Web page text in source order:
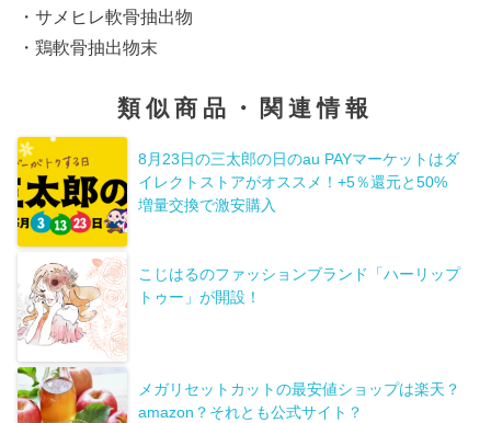
・サメヒレ軟骨抽出物
・鶏軟骨抽出物末
類似商品・関連情報
8月23日の三太郎の日のau PAYマーケットはダ
イレクトストアがオススメ！+5％還元と50%
増量交換で激安購入
こじはるのファッションブランド「ハーリップ
トゥー」が開設！
メガリセットカットの最安値ショップは楽天？
amazon？それとも公式サイト？